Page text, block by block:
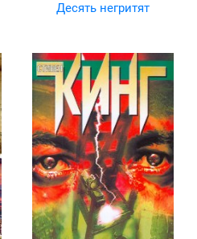
Десять негритят